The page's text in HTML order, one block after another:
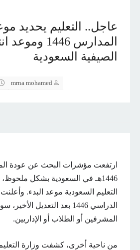
عاجل.. التعليم يحديد
المدارس 1446
الصيفية السعودية
mrna mohamed
ارتفعت مؤشرات البحث عن عودة
1446هـ في السعودية بشكل
التعليم السعودية موعد البدء. وأعلنت
الدراسي 1446 بعد التعديل
المشرفين أو الطلاب أو الإداريين.
من ناحية أخرى، كشفت وزارة